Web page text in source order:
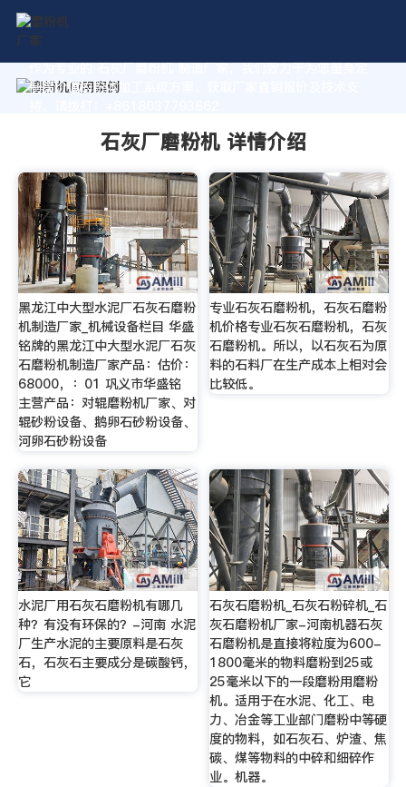
作为专业的 石灰厂磨粉机 制造厂家，我们致力于为您量身定
制高价值的粉体加工系统方案。获取厂家直销报价及技术支
石灰厂磨粉机 详情介绍
黑龙江中大型水泥厂石灰石磨粉
机制造厂家_机械设备栏目 华盛
铭牌的黑龙江中大型水泥厂石灰
石磨粉机制造厂家产品：估价：
68000，：01 巩义市华盛铭
主营产品：对辊磨粉机厂家、对
辊砂粉设备、鹅卵石砂粉设备、
河卵石砂粉设备
专业石灰石磨粉机，石灰石磨粉
机价格专业石灰石磨粉机，石灰
石磨粉机。所以，以石灰石为原
料的石料厂在生产成本上相对会
比较低。
水泥厂用石灰石磨粉机有哪几
种？有没有环保的？-河南 水泥
厂生产水泥的主要原料是石灰
石，石灰石主要成分是碳酸钙，
它
石灰石磨粉机_石灰石粉碎机_石
灰石磨粉机厂家-河南机器石灰
石磨粉机是直接将粒度为600-
1800毫米的物料磨粉到25或
25毫米以下的一段磨粉用磨粉
机。适用于在水泥、化工、电
力、冶金等工业部门磨粉中等硬
度的物料，如石灰石、炉渣、焦
碳、煤等物料的中碎和细碎作
业。机器。